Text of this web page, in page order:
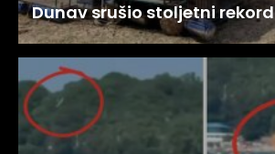
Dunav srušio stoljetni rekord